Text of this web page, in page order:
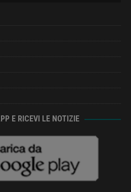
E RICEVI LE NOTIZIE